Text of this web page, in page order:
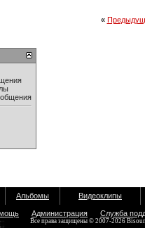
«
Альбомы Видеоклипы
Администрация Служба
Все права защищены © 2007-2026